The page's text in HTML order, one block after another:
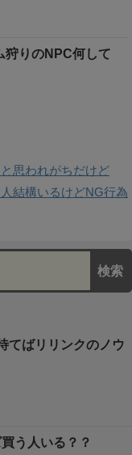
狩りのNPC何して
思われがちだけど
結構いるけどNG行為
てばリリンクのノウ
う人いる？？